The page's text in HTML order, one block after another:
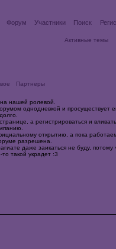
Форум Участники Поиск
Активные темы
Партнеры
нашей ролевой.
однодневкой и просуществует
а регистрироваться и
открытию, а пока
разрешена.
даже заикаться не буду, потому
такой украдет :3